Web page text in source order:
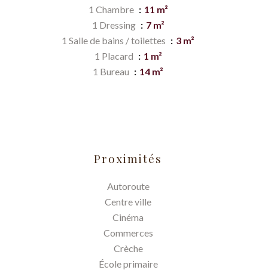
1 Chambre
11 m²
1 Dressing
7 m²
1 Salle de bains / toilettes
3 m²
1 Placard
1 m²
1 Bureau
14 m²
Proximités
Autoroute
Centre ville
Cinéma
Commerces
Crèche
École primaire